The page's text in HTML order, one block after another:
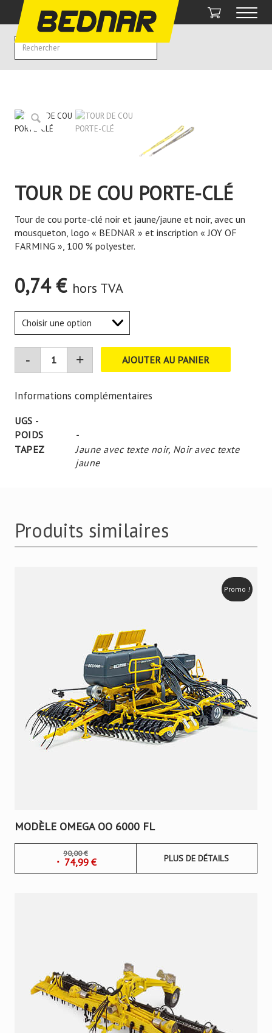
TOUR DE COU PORTE-CLÉ
Tour de cou porte-clé noir et jaune/jaune et noir, avec un
mousqueton, logo « BEDNAR » et inscription « JOY OF
FARMING », 100 % polyester.
0,74€ hors TVA
AJOUTER AU PANIER
Informations complémentaires
UGS -
POIDS
-
TAPEZ
Jaune avec texte noir, Noir avec texte
jaune
Produits similaires
MODÈLE OMEGA OO 6000 FL
Promo !
90,00€
Le
74,99 €
Le
PLUS DE DÉTAILS